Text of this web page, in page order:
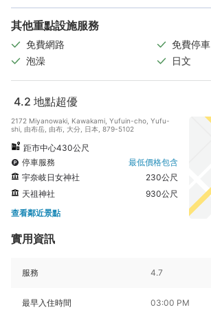
其他重點設施服務
免費網路
免費停車
泡澡
日文
4.2 地點超優
2172 Miyanowaki, Kawakami, Yufuin-cho, Yufu-
shi, 由布岳, 由布, 大分, 日本, 879-5102
距市中心430公尺
停車服務
最低價格包含
宇奈岐日女神社
230公尺
天祖神社
930公尺
查看鄰近景點
實用資訊
服務 4.7
最早入住時間 03:00 PM